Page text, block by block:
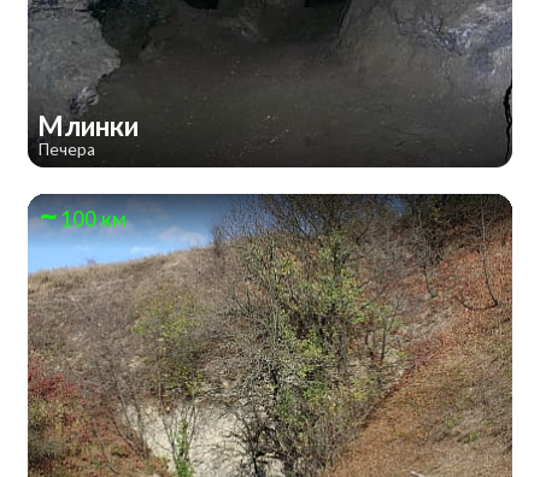
Млинки
Печера
100 км